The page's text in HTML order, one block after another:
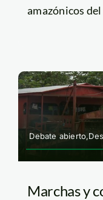
amazónicos
Debate
Marchas y